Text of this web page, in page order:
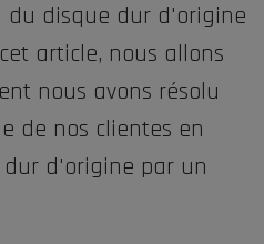
disque dur d'origine
article, nous allons
nous avons résolu
de nos clientes en
d'origine par un